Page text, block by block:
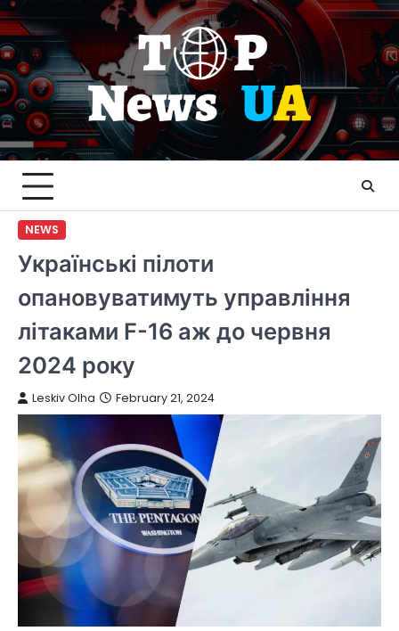
Skip
to
content
NEWS
Українські пілоти
опановуватимуть управління
літаками F-16 аж до червня
2024 року
Leskiv Olha February 21, 2024